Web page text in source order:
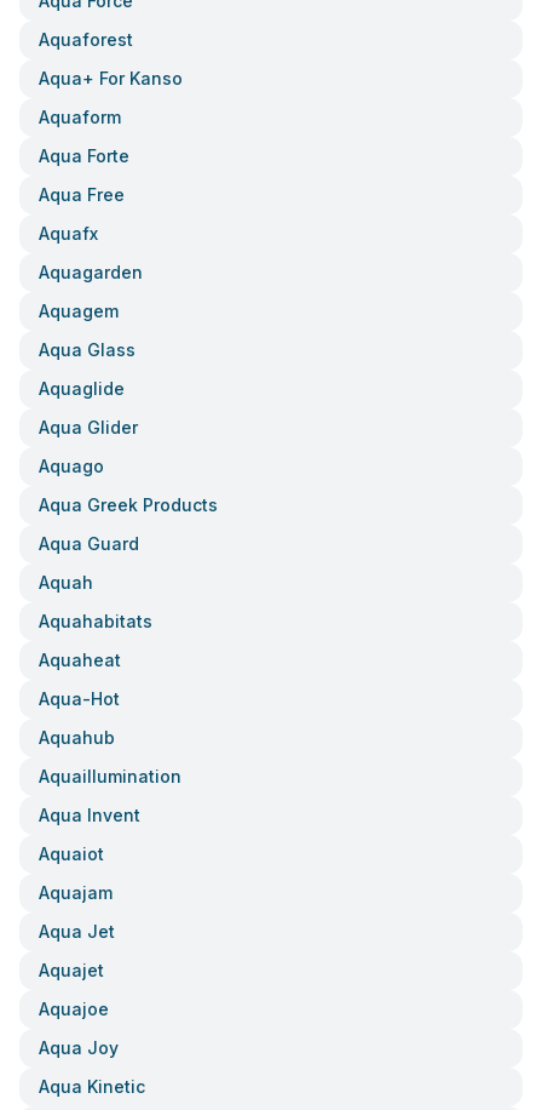
Aquaforest
Aqua+ For Kanso
Aquaform
Aqua Forte
Aqua Free
Aquafx
Aquagarden
Aquagem
Aqua Glass
Aquaglide
Aqua Glider
Aquago
Aqua Greek Products
Aqua Guard
Aquah
Aquahabitats
Aquaheat
Aqua-Hot
Aquahub
Aquaillumination
Aqua Invent
Aquaiot
Aquajam
Aqua Jet
Aquajet
Aquajoe
Aqua Joy
Aqua Kinetic